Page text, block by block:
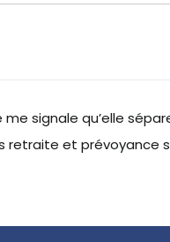
signale qu’elle
et prévoyance